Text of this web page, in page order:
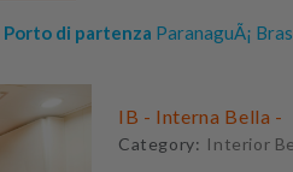
Porto di partenza ParanaguÃ¡
IB - Interna Bella -
Category: Interior